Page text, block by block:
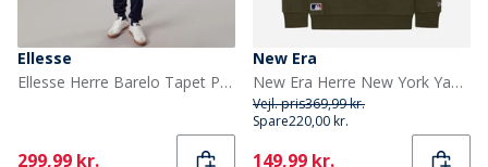
Ellesse
Ellesse Herre Barelo Tapet Polyester Træningsdragt Navy
Current
299,99 kr.
New Era
New Era Herre New York Yankees Sweatshirt Novwhi
Vejl. pris369,99 kr.
Spare220,00 kr.
Current
149,99 kr.